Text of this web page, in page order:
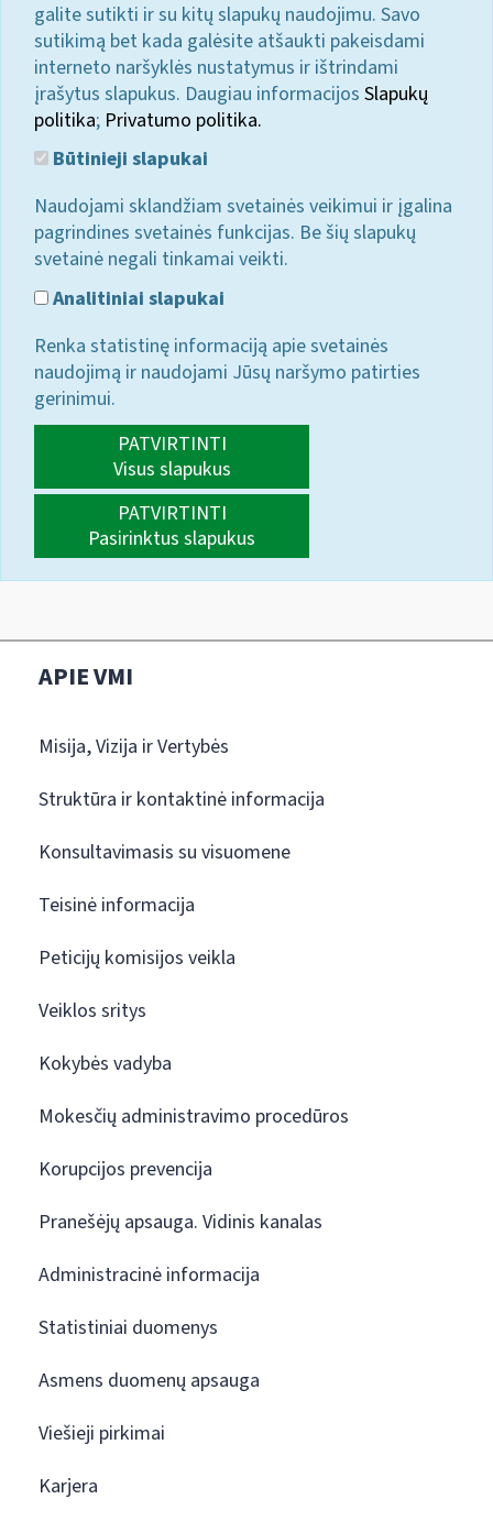
galite sutikti ir su kitų slapukų naudojimu. Savo
sutikimą bet kada galėsite atšaukti pakeisdami
interneto naršyklės nustatymus ir ištrindami
įrašytus slapukus. Daugiau informacijos Slapukų
politika; Privatumo politika.
Būtinieji slapukai
Naudojami sklandžiam svetainės veikimui ir įgalina
pagrindines svetainės funkcijas. Be šių slapukų
svetainė negali tinkamai veikti.
Analitiniai slapukai
Renka statistinę informaciją apie svetainės
naudojimą ir naudojami Jūsų naršymo patirties
gerinimui.
PATVIRTINTI
Visus slapukus
PATVIRTINTI
Pasirinktus slapukus
APIE VMI
Misija, Vizija ir Vertybės
Struktūra ir kontaktinė informacija
Konsultavimasis su visuomene
Teisinė informacija
Peticijų komisijos veikla
Veiklos sritys
Kokybės vadyba
Mokesčių administravimo procedūros
Korupcijos prevencija
Pranešėjų apsauga. Vidinis kanalas
Administracinė informacija
Statistiniai duomenys
Asmens duomenų apsauga
Viešieji pirkimai
Karjera